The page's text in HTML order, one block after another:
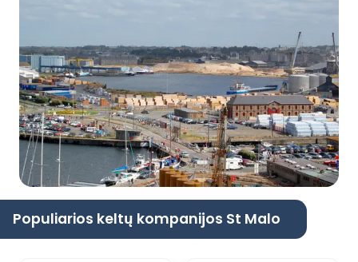
Populiarios keltų kompanijos St Malo